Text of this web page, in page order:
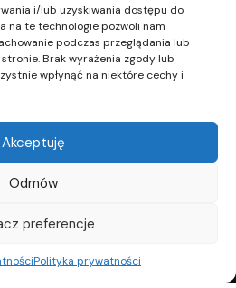
i/lub uzyskiwania dostępu do
na te technologie pozwoli nam
podczas przeglądania lub
Brak wyrażenia zgody lub
wpłynąć na niektóre cechy i
Akceptuję
Odmów
preferencje
Polityka prywatności